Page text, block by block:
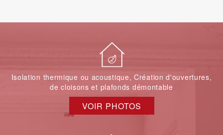
Isolation thermique ou acoustique, Création d'ouvertures,
de cloisons et plafonds démontable
VOIR PHOTOS